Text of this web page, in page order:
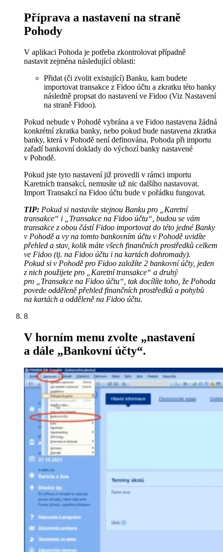
Příprava a nastavení na straně
Pohody
V aplikaci Pohoda je potřeba zkontrolovat případně
nastavit zejména následující oblasti:
Přidat (či zvolit existující) Banku, kam budete
importovat transakce z Fidoo účtu a zkratku této banky
následně propsat do nastavení ve Fidoo (Viz Nastavení
na straně Fidoo).
Pokud nebude v Pohodě vybrána a ve Fidoo nastavena žádná
konkrétní zkratka banky, nebo pokud bude nastavena zkratka
banky, která v Pohodě není definována, Pohoda při importu
zařadí bankovní doklady do výchozí banky nastavené
v Pohodě.
Pokud jste tyto nastavení již provedli v rámci importu
Karetních transakcí, nemusíte už nic dalšího nastavovat.
Import Transakcí na Fidoo účtu bude v pořádku fungovat.
TIP: Pokud si nastavíte stejnou Banku pro „Karetní
transakce“ i „Transakce na Fidoo účtu“, budou se vám
transakce z obou částí Fidoo importovat do této jedné Banky
v Pohodě a vy na tomto bankovním účtu v Pohodě uvidíte
přehled a stav, kolik máte všech finančních prostředků celkem
ve Fidoo (tj. na Fidoo účtu i na kartách dohromady).
Pokud si v Pohodě pro Fidoo založíte 2 bankovní účty, jeden
z nich použijete pro „Karetní transakce“ a druhý
pro „Transakce na Fidoo účtu“, tak docílíte toho, že Pohoda
povede odděleně přehled finančních prostředků a pohybů
na kartách a odděleně na Fidoo účtu.
8
V horním menu zvolte „nastavení
a dále „Bankovní účty“.